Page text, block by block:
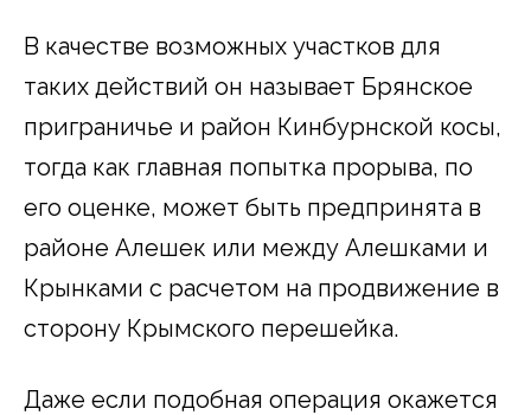
В качестве возможных участков для
таких действий он называет Брянское
приграничье и район Кинбурнской косы,
тогда как главная попытка прорыва, по
его оценке, может быть предпринята в
районе Алешек или между Алешками и
Крынками с расчетом на продвижение в
сторону Крымского перешейка.
Даже если подобная операция окажется